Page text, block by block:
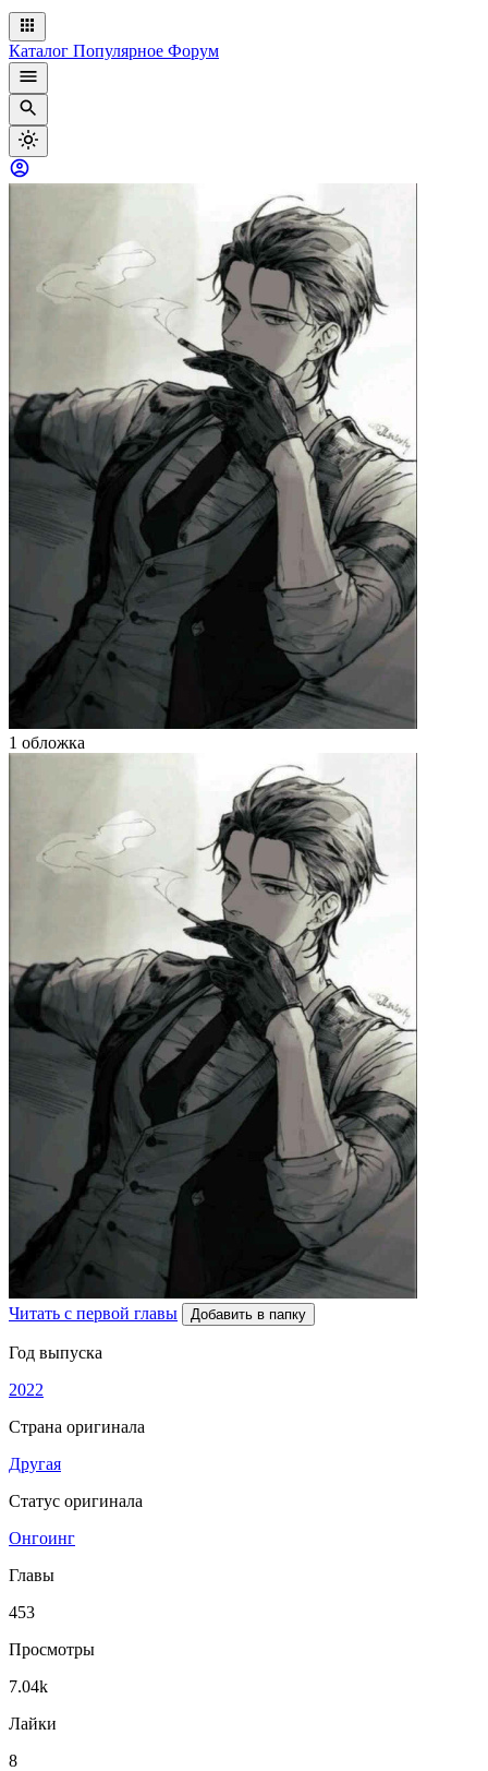
Каталог Популярное Форум
1 обложка
Читать с первой главы Добавить в папку
Год выпуска
2022
Страна оригинала
Другая
Статус оригинала
Онгоинг
Главы
453
Просмотры
7.04k
Лайки
8